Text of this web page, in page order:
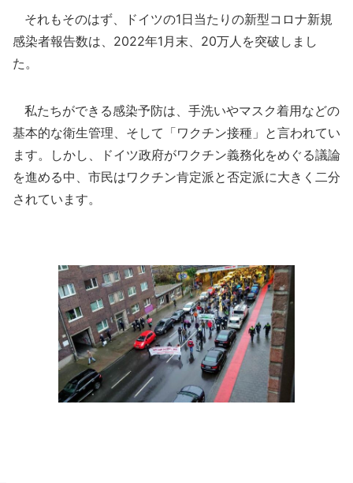
それもそのはず、ドイツの1日当たりの新型コロナ新規
感染者報告数は、2022年1月末、20万人を突破しまし
た。
私たちができる感染予防は、手洗いやマスク着用などの
基本的な衛生管理、そして「ワクチン接種」と言われてい
ます。しかし、ドイツ政府がワクチン義務化をめぐる議論
を進める中、市民はワクチン肯定派と否定派に大きく二分
されています。